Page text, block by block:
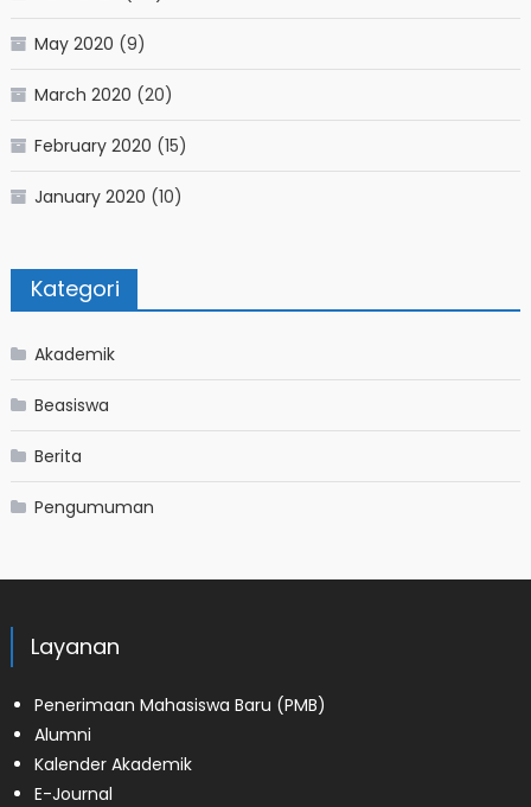
May 2020 (9)
March 2020 (20)
February 2020 (15)
January 2020 (10)
Kategori
Akademik
Beasiswa
Berita
Pengumuman
Layanan
Penerimaan Mahasiswa Baru (PMB)
Alumni
Kalender Akademik
E-Journal